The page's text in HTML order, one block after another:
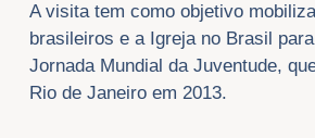
A visita tem como objetivo
brasileiros e a Igreja no Brasil
Jornada Mundial da Juventude,
Rio de Janeiro em 2013.